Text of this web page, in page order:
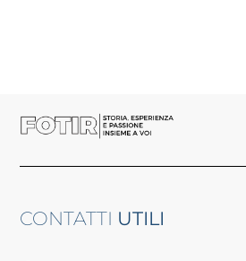
CONTATTI UTILI